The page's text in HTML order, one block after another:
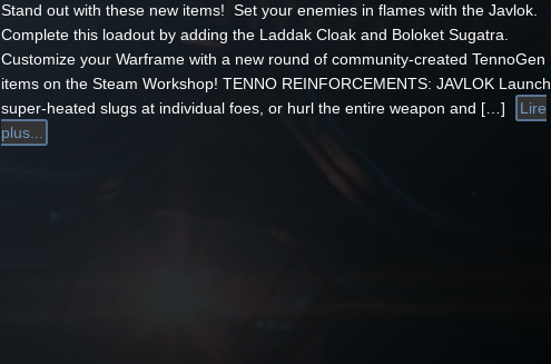
Stand out with these new items! Set your enemies in flames with the Javlok.
Complete this loadout by adding the Laddak Cloak and Boloket Sugatra.
Customize your Warframe with a new round of community-created TennoGen
items on the Steam Workshop! TENNO REINFORCEMENTS: JAVLOK Launch
super-heated slugs at individual foes, or hurl the entire weapon and […]
Lire
plus...